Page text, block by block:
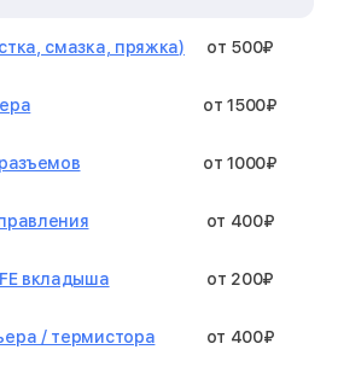
смазка, пряжка) от 500₽
от 1500₽
от 1000₽
от 400₽
вкладыша от 200₽
/ термистора от 400₽